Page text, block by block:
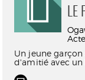
LE
Un jeune garçon
d'amitié avec un